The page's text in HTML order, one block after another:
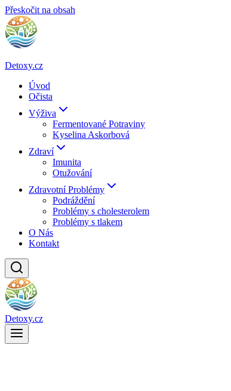
Přeskočit na obsah
Detoxy.cz
Úvod
Očista
Výživa
Fermentované Potraviny
Kyselina Askorbová
Zdraví
Imunita
Otužování
Zdravotní Problémy
Podráždění
Problémy s cholesterolem
Problémy s tlakem
O Nás
Kontakt
Detoxy.cz